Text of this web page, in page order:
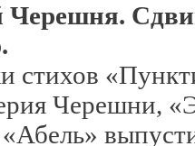
Черешня.
Черешни,
«Абель»